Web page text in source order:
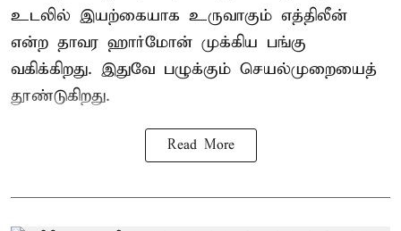
உடலில் இயற்கையாக உருவாகும் எத்திலீன்
என்ற தாவர ஹார்மோன் முக்கிய பங்கு
வகிக்கிறது. இதுவே பழுக்கும் செயல்முறையைத்
தூண்டுகிறது.
Read More